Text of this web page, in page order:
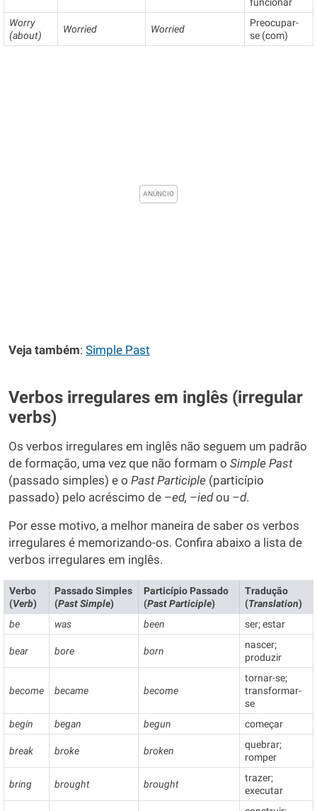
Worry
(about)
Worried Worried
Preocupar-
se (com)
Veja também: Simple Past
Verbos irregulares em inglês (irregular
verbs)
Os verbos irregulares em inglês não seguem um padrão
de formação, uma vez que não formam o Simple Past
(passado simples) e o Past Participle (particípio
passado) pelo acréscimo de –ed, –iedou –d.
Por esse motivo, a melhor maneira de saber os verbos
irregulares é memorizando-os. Confira abaixo a lista de
verbos irregulares em inglês.
Verbo
(Verb)
Passado Simples
(Past Simple)
Particípio Passado
(Past Participle)
Tradução
(Translation)
be
was been ser; estar
bear bore born
nascer;
produzir
become became become
tornar-se;
transformar-
se
begin
began begun começar
break broke broken
quebrar;
romper
bring brought brought
trazer;
executar